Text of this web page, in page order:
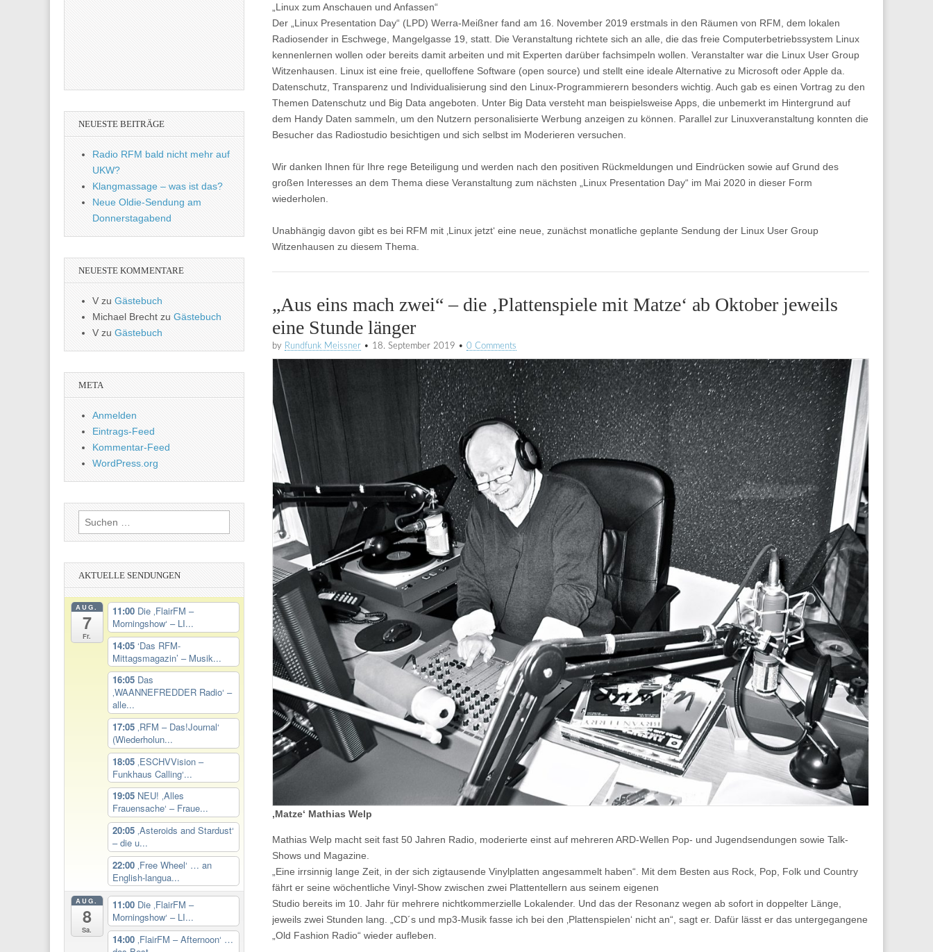
„Linux zum Anschauen und Anfassen“
Der „Linux Presentation Day“ (LPD) Werra-Meißner fand am 16. November 2019 erstmals in den Räumen von RFM, dem lokalen
Radiosender in Eschwege, Mangelgasse 19, statt. Die Veranstaltung richtete sich an alle, die das freie Computerbetriebssystem Linux
kennenlernen wollen oder bereits damit arbeiten und mit Experten darüber fachsimpeln wollen. Veranstalter war die Linux User Group
Witzenhausen. Linux ist eine freie, quelloffene Software (open source) und stellt eine ideale Alternative zu Microsoft oder Apple da.
Datenschutz, Transparenz und Individualisierung sind den Linux-Programmierern besonders wichtig. Auch gab es einen Vortrag zu den
Themen Datenschutz und Big Data angeboten. Unter Big Data versteht man beispielsweise Apps, die unbemerkt im Hintergrund auf
dem Handy Daten sammeln, um den Nutzern personalisierte Werbung anzeigen zu können. Parallel zur Linuxveranstaltung konnten die
Besucher das Radiostudio besichtigen und sich selbst im Moderieren versuchen.
Wir danken Ihnen für Ihre rege Beteiligung und werden nach den positiven Rückmeldungen und Eindrücken sowie auf Grund des
großen Interesses an dem Thema diese Veranstaltung zum nächsten „Linux Presentation Day“ im Mai 2020 in dieser Form
wiederholen.
Unabhängig davon gibt es bei RFM mit ‚Linux jetzt‘ eine neue, zunächst monatliche geplante Sendung der Linux User Group
Witzenhausen zu diesem Thema.
„Aus eins mach zwei“ – die ‚Plattenspiele mit Matze‘ ab Oktober jeweils
eine Stunde länger
by Rundfunk Meissner • 18. September 2019 • 0 Comments
‚Matze‘ Mathias Welp
Mathias Welp macht seit fast 50 Jahren Radio, moderierte einst auf mehreren ARD-Wellen Pop- und Jugendsendungen sowie Talk-
Shows und Magazine.
„Eine irrsinnig lange Zeit, in der sich zigtausende Vinylplatten angesammelt haben“. Mit dem Besten aus Rock, Pop, Folk und Country
fährt er seine wöchentliche Vinyl-Show zwischen zwei Plattentellern aus seinem eigenen
Studio bereits im 10. Jahr für mehrere nichtkommerzielle Lokalender. Und das der Resonanz wegen ab sofort in doppelter Länge,
jeweils zwei Stunden lang. „CD´s und mp3-Musik fasse ich bei den ‚Plattenspielen‘ nicht an“, sagt er. Dafür lässt er das untergegangene
„Old Fashion Radio“ wieder aufleben.
NEUESTE BEITRÄGE
Radio RFM bald nicht mehr auf
UKW?
Klangmassage – was ist das?
Neue Oldie-Sendung am
Donnerstagabend
NEUESTE KOMMENTARE
V zu Gästebuch
Michael Brecht zu Gästebuch
Vzu Gästebuch
META
Anmelden
Eintrags-Feed
Kommentar-Feed
WordPress.org
Suchen
nach:
AKTUELLE SENDUNGEN
AUG.
7
Fr.
11:00 Die ‚FlairFM –
Morningshow‘ – LI...
14:05 ‘Das RFM-
Mittagsmagazin’ – Musik...
16:05 Das
‚WAANNEFREDDER Radio‘ –
alle...
17:05 ‚RFM – Das!Journal‘
(Wiederholun...
18:05 ‚ESCHVVision –
Funkhaus Calling‘...
19:05 NEU! ‚Alles
Frauensache‘ – Fraue...
20:05 ‚Asteroids and Stardust‘
– die u...
22:00 ‚Free Wheel‘ … an
English-langua...
AUG.
8
Sa.
11:00 Die ‚FlairFM –
Morningshow‘ – LI...
14:00 ‚FlairFM – Afternoon‘ …